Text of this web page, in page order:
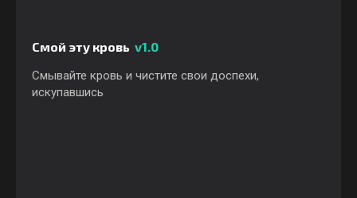
Смой эту кровь v1.0
Смывайте кровь и чистите свои доспехи,
искупавшись